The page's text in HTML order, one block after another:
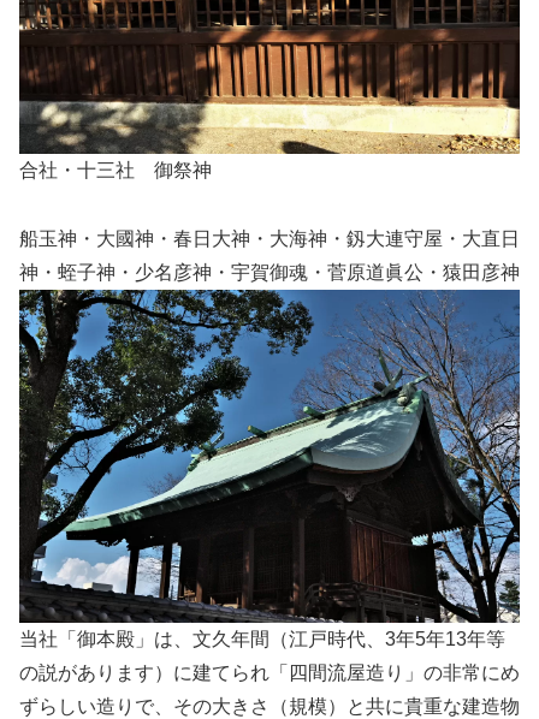
合社・十三社 御祭神
船玉神・大國神・春日大神・大海神・釼大連守屋・大直日
神・蛭子神・少名彦神・宇賀御魂・菅原道眞公・猿田彦神
当社「御本殿」は、文久年間（江戸時代、3年5年13年等
の説があります）に建てられ「四間流屋造り」の非常にめ
ずらしい造りで、その大きさ（規模）と共に貴重な建造物